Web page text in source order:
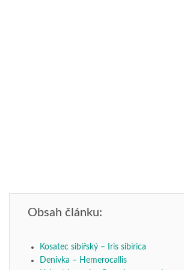
Obsah článku:
Kosatec sibiřský – Iris sibirica
Denivka – Hemerocallis